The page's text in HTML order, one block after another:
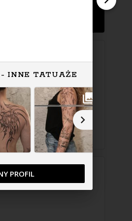
INNE TATUAŻE
PROFIL